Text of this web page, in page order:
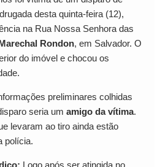
desta quinta-feira (12),
na Rua Nossa Senhora das
Rondon, em Salvador. O
do imóvel e chocou os
preliminares colhidas
seria um amigo da vítima.
levaram ao tiro ainda estão
polícia.
Logo após ser atingida no